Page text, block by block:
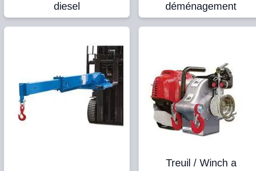
diesel
déménagement
Treuil / Winch a